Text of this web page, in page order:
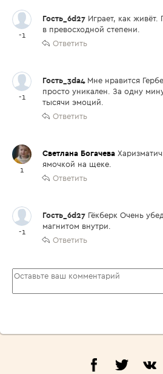
-1
Гость_6d27 Играет, как
в превосходной степени.
Ответить
-1
Гость_3da4 Мне нравится
просто уникален. За одну
тысячи эмоций.
Ответить
1
Светлана Богачева
ямочкой на щеке.
Ответить
-1
Гость_6d27 Гёкберк Очень
магнитом внутри.
Ответить